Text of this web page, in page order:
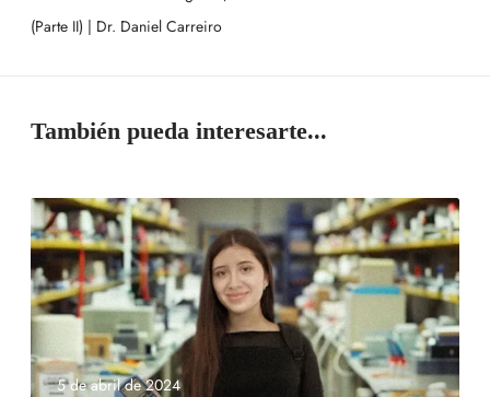
(Parte II) | Dr. Daniel Carreiro
También pueda interesarte...
5 de abril de 2024